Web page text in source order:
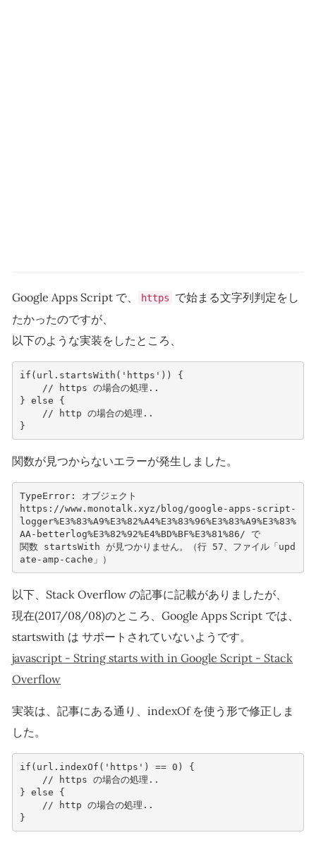
Google Apps Script で、 https
で始まる文字列判定をし
たかったのですが、
以下のような実装をしたところ、
if(url.startsWith('https')) {
} else {
関数が見つからないエラーが発生しました。
TypeError: オブジェクト
https://www.monotalk.xyz/blog/google-apps-script-
logger%E3%83%A9%E3%82%A4%E3%83%96%E3%83%A9%E3%83%
AA-betterlog%E3%82%92%E4%BD%BF%E3%81%86 / で
関数 startsWith が見つかりません。（行 57、ファイル「upd
ate-amp-cache」）
以下、Stack Overflow の記事に記載がありましたが、
現在(2017/08/08)のところ、Google Apps Script では、
startswith は サポートされていないようです。
javascript - String starts with in Google Script - Stack
Overflow
実装は、記事にある通り、indexOf を使う形で修正しま
した。
if ( url . indexOf ( 'https' ) == 0 )
{
// https の場合の処理..
} else
{
// http の場合の処理..
}